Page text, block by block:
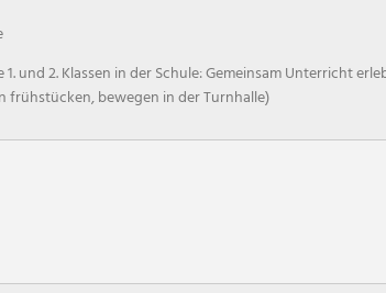
und 2. Klassen in der Schule: Gemeinsam Unterricht
frühstücken, bewegen in der Turnhalle)